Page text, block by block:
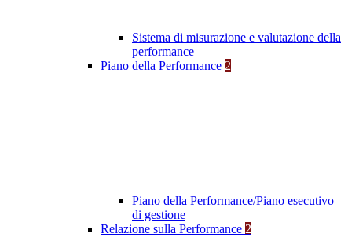
Sistema di misurazione e valutazione della
performance
Piano della Performance 2
Piano della Performance/Piano esecutivo
di gestione
Relazione sulla Performance 2